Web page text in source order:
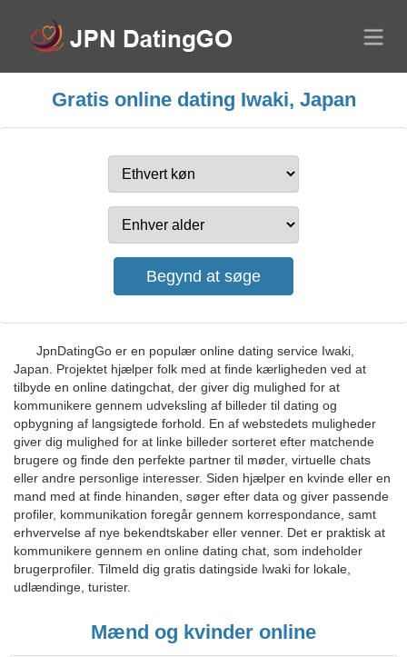
Gratis online dating Iwaki, Japan
JpnDatingGo er en populær online dating service Iwaki,
Japan. Projektet hjælper folk med at finde kærligheden ved at
tilbyde en online datingchat, der giver dig mulighed for at
kommunikere gennem udveksling af billeder til dating og
opbygning af langsigtede forhold. En af webstedets muligheder
giver dig mulighed for at linke billeder sorteret efter matchende
brugere og finde den perfekte partner til møder, virtuelle chats
eller andre personlige interesser. Siden hjælper en kvinde eller en
mand med at finde hinanden, søger efter data og giver passende
profiler, kommunikation foregår gennem korrespondance, samt
erhvervelse af nye bekendtskaber eller venner. Det er praktisk at
kommunikere gennem en online dating chat, som indeholder
brugerprofiler. Tilmeld dig gratis datingside Iwaki for lokale,
udlændinge, turister.
Mænd og kvinder online